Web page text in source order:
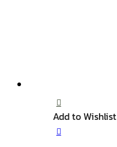
Add to Wishlist